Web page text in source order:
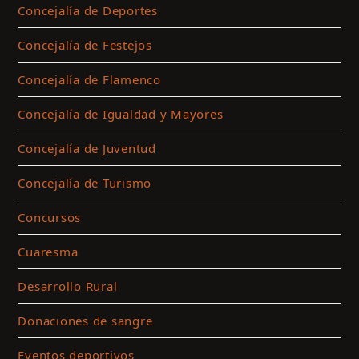
Concejalía de Deportes
Concejalía de Festejos
Concejalía de Flamenco
Concejalía de Igualdad y Mayores
Concejalía de Juventud
Concejalía de Turismo
Concursos
Cuaresma
Desarrollo Rural
Donaciones de sangre
Eventos deportivos